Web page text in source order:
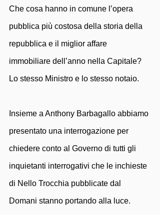
Che cosa hanno in comune l’opera
pubblica più costosa della storia della
repubblica e il miglior affare
immobiliare dell’anno nella Capitale?
Lo stesso Ministro e lo stesso notaio.
Insieme a Anthony Barbagallo abbiamo
presentato una interrogazione per
chiedere conto al Governo di tutti gli
inquietanti interrogativi che le inchieste
di Nello Trocchia pubblicate dal
Domani stanno portando alla luce.